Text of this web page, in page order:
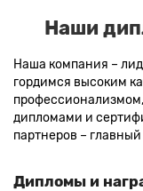
Наши
Наша компания –
гордимся высоким
дипломами и
партнеров –
Дипломы и